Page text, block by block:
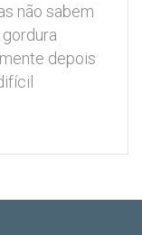
não sabem
depois